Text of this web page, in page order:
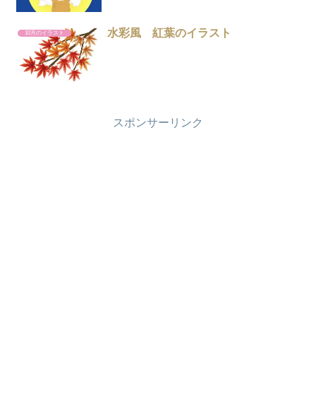
10月のイラスト 水彩風 紅葉のイラスト
スポンサーリンク